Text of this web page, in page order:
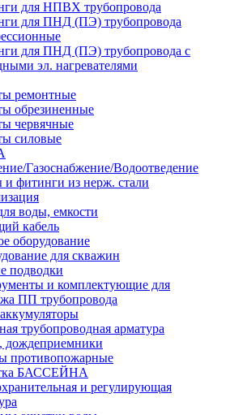
для НПВХ трубопровода
для ПНД (ПЭ) трубопровода
для ПНД (ПЭ) трубопровода с
эл. нагревателями
ремонтные
обрезиненные
червячные
силовые
Газоснабжение/Водоотведение
и фитинги из нерж. стали
воды, емкости
кабель
оборудование
для скважин
подводки
и комплектующие для
ПП трубопровода
трубопроводная арматура
противопожарные
БАССЕЙНА
и регулирующая